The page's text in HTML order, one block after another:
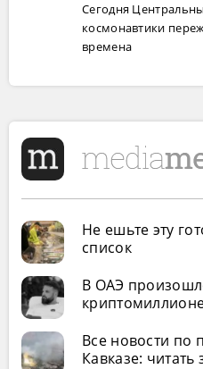
Сегодня
космонавтики
времена
Не ешьте эту
список
В ОАЭ
Все новости по
Кавказе: читать